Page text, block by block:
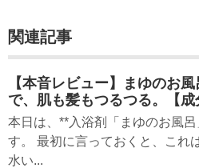
関連記事
【本音レビュー】まゆのお
で、肌も髪もつるつる。【成
本日は、**入浴剤「まゆのお風
す。 最初に言っておくと、これ
水い...